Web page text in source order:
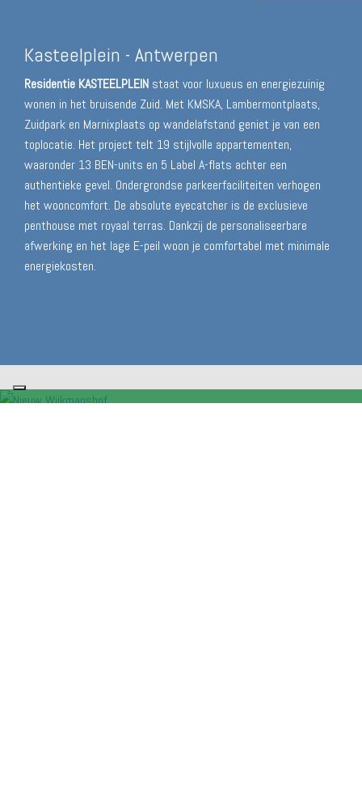
Kasteelplein - Antwerpen
Residentie KASTEELPLEIN staat voor luxueus en energiezuinig
wonen in het bruisende Zuid. Met KMSKA, Lambermontplaats,
Zuidpark en Marnixplaats op wandelafstand geniet je van een
toplocatie. Het project telt 19 stijlvolle appartementen,
waaronder 13 BEN-units en 5 Label A-flats achter een
authentieke gevel. Ondergrondse parkeerfaciliteiten verhogen
het wooncomfort. De absolute eyecatcher is de exclusieve
penthouse met royaal terras. Dankzij de personaliseerbare
afwerking en het lage E-peil woon je comfortabel met minimale
energiekosten.